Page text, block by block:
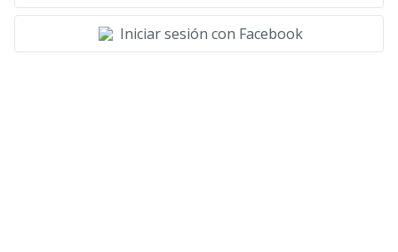
Iniciar sesión con Facebook